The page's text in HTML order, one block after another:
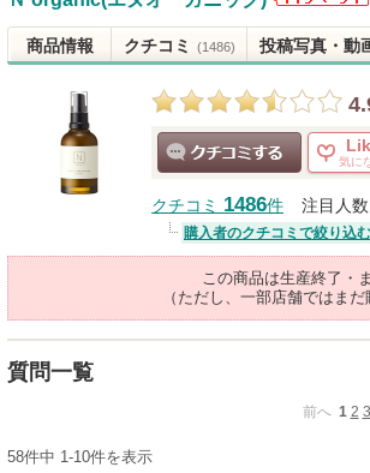
organic(エ
ヌオーガニ
ック)から
のお知らせ
があります
商品情報 クチコミ (1486) 投稿写真・動
気に
クチコミ 1486件 注目人数
購入者のクチコミで絞り込む
この商品は生産終了・
（ただし、一部店舗ではま
質問一覧
前へ 1 2 3
58件中 1-10件を表示